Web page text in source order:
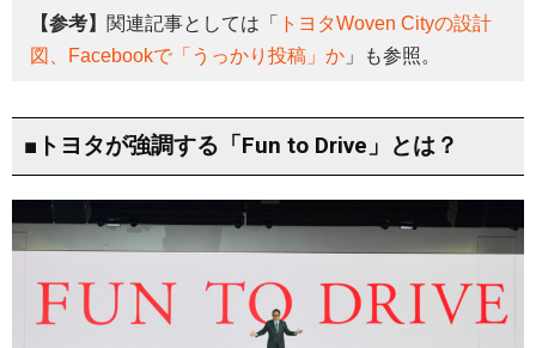
【参考】 関連記事としては「
トヨタWoven Cityの設計
図、Facebookで「うっかり投稿」か 」も参照。
■トヨタが強調する「Fun to Drive」とは？